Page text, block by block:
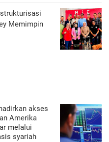
Memimpin
akses
Amerika
melalui
syariah